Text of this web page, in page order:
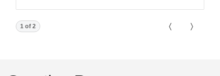
Previous
Next
Showing page 1 of 2
1 of 2